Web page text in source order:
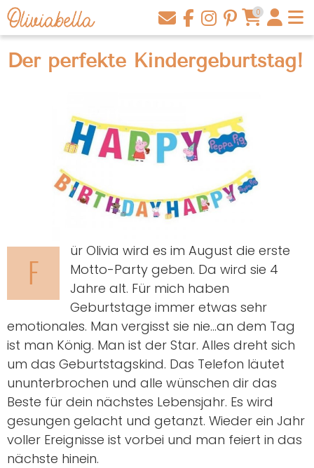
0
Der perfekte Kindergeburtstag!
F
ür Olivia wird es im August die erste
Motto-Party geben. Da wird sie 4
Jahre alt. Für mich haben
Geburtstage immer etwas sehr
emotionales. Man vergisst sie nie…an dem Tag
ist man König. Man ist der Star. Alles dreht sich
um das Geburtstagskind. Das Telefon läutet
ununterbrochen und alle wünschen dir das
Beste für dein nächstes Lebensjahr. Es wird
gesungen gelacht und getanzt. Wieder ein Jahr
voller Ereignisse ist vorbei und man feiert in das
nächste hinein.